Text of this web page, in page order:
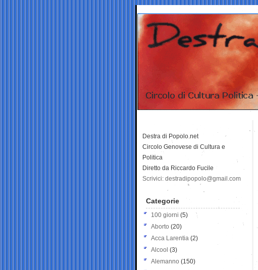
Destra di Popolo.net
Circolo Genovese di Cultura e
Politica
Diretto da Riccardo Fucile
Scrivici: destradipopolo@gmail.com
Categorie
100 giorni (5)
Aborto (20)
Acca Larentia (2)
Alcool (3)
Alemanno (150)